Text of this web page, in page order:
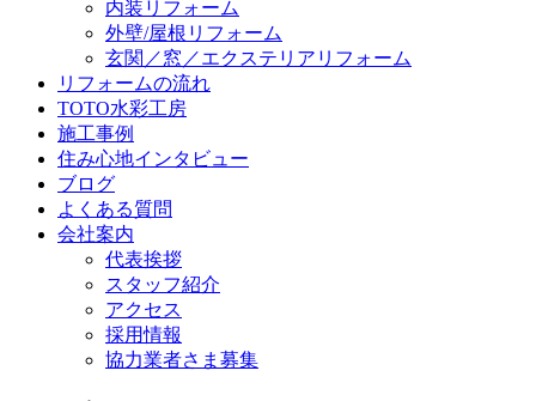
内装リフォーム
外壁/屋根リフォーム
玄関／窓／エクステリアリフォーム
リフォームの流れ
TOTO水彩工房
施工事例
住み心地インタビュー
ブログ
よくある質問
会社案内
代表挨拶
スタッフ紹介
アクセス
採用情報
協力業者さま募集